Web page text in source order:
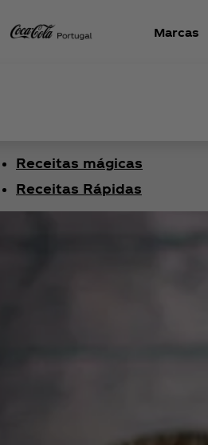
Marcas
Receitas mágicas
Receitas Rápidas